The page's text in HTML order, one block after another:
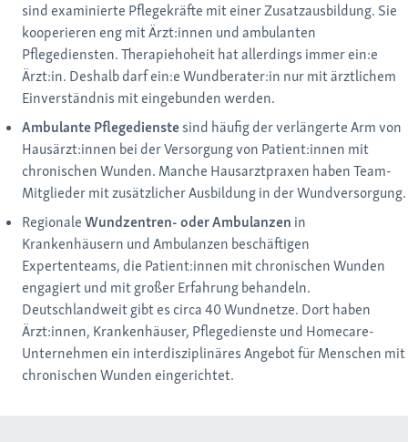
sind examinierte Pflegekräfte mit einer Zusatzausbildung. Sie
kooperieren eng mit Ärzt:innen und ambulanten
Pflegediensten. Therapiehoheit hat allerdings immer ein:e
Ärzt:in. Deshalb darf ein:e Wundberater:in nur mit ärztlichem
Einverständnis mit eingebunden werden.
Ambulante Pflegedienstesind häufig der verlängerte Arm von
Hausärzt:innen bei der Versorgung von Patient:innen mit
chronischen Wunden. Manche Hausarztpraxen haben Team-
Mitglieder mit zusätzlicher Ausbildung in der Wundversorgung.
RegionaleWundzentren- oder Ambulanzen in
Krankenhäusern und Ambulanzen beschäftigen
Expertenteams, die Patient:innen mit chronischen Wunden
engagiert und mit großer Erfahrung behandeln.
Deutschlandweit gibt es circa 40 Wundnetze. Dort haben
Ärzt:innen, Krankenhäuser, Pflegedienste und Homecare-
Unternehmen ein interdisziplinäres Angebot für Menschen mit
chronischen Wunden eingerichtet.